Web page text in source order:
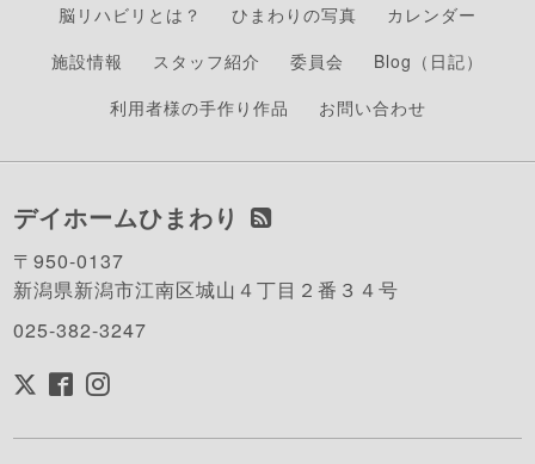
脳リハビリとは？
ひまわりの写真
カレンダー
施設情報
スタッフ紹介 委員会
Blog（日記）
利用者様の手作り作品
お問い合わせ
デイホームひまわり
〒950-0137
新潟県新潟市江南区城山４丁目２番３４号
025-382-3247